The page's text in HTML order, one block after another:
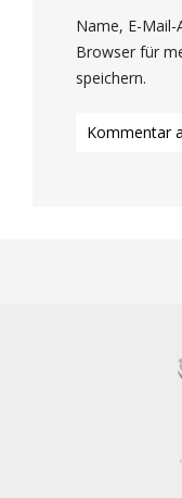
Name, E-Mail-
Browser für
speichern.